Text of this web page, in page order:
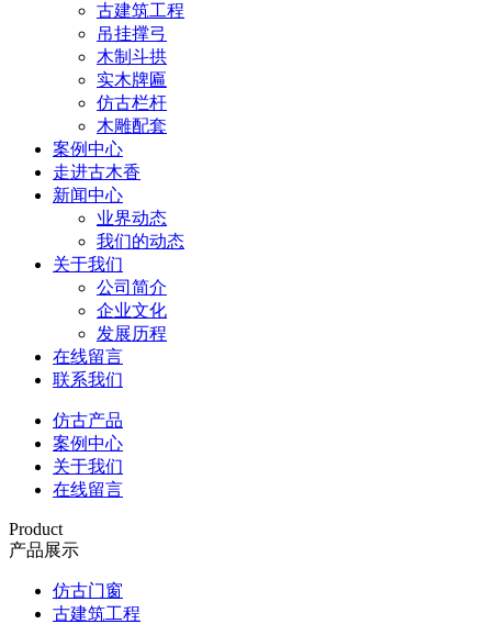
古建筑工程
吊挂撑弓
木制斗拱
实木牌匾
仿古栏杆
木雕配套
案例中心
走进古木香
新闻中心
业界动态
我们的动态
关于我们
公司简介
企业文化
发展历程
在线留言
联系我们
仿古产品
案例中心
关于我们
在线留言
Product
产品展示
仿古门窗
古建筑工程